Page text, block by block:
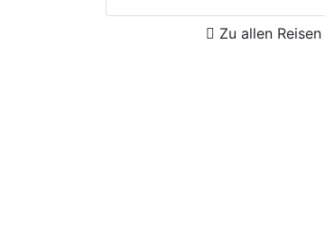
Zu allen Reisen